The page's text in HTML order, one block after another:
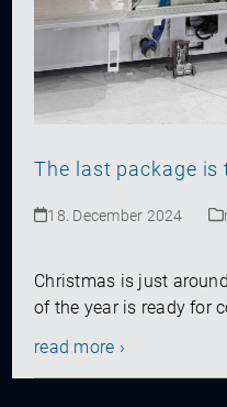
The last package is
18. December 2024
Christmas is just
of the year is ready for
read more ›